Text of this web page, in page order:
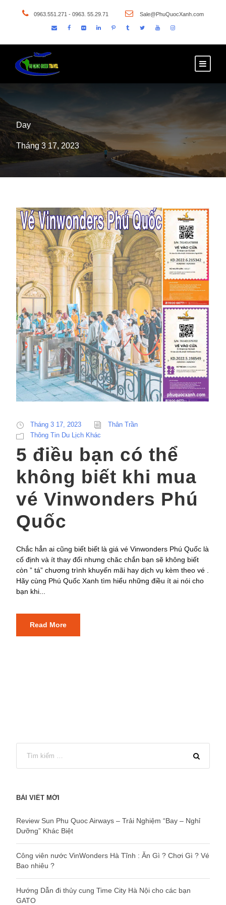
0963.551.271 - 0963. 55.29.71 Sale@PhuQuocXanh.com
Day
Tháng 3 17, 2023
Tháng 3 17, 2023
Thân Trần
Thông Tin Du Lịch Khác
5 điều bạn có thể
không biết khi mua
vé Vinwonders Phú
Quốc
Chắc hẳn ai cũng biết biết là giá vé Vinwonders Phú Quốc là
cố định và ít thay đổi nhưng chăc chắn bạn sẽ không biết
còn ” tá” chương trình khuyến mãi hay dịch vụ kèm theo vé .
Hãy cùng Phú Quốc Xanh tìm hiểu những điều ít ai nói cho
bạn khi...
Read More
BÀI VIẾT MỚI
Review Sun Phu Quoc Airways – Trải Nghiệm “Bay – Nghỉ
Dưỡng” Khác Biệt
Công viên nước VinWonders Hà Tĩnh : Ăn Gì ? Chơi Gì ? Vé
Bao nhiêu ?
Hướng Dẫn đi thủy cung Time City Hà Nội cho các bạn
GATO